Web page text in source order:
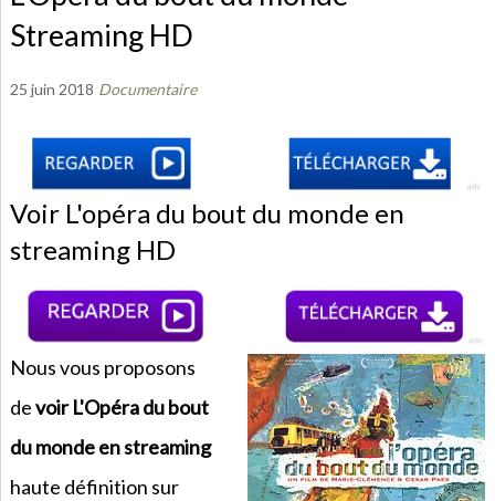
Streaming HD
25 juin 2018 Documentaire
Voir L'opéra du bout du monde en
streaming HD
Nous vous proposons
devoir L'Opéra du bout
du monde en streaming
haute définition sur